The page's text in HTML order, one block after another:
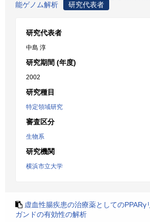
能ゲノム解析
研究代表者
研究代表者
中島 淳
研究期間 (年度)
2002
研究種目
特定領域研究
審査区分
生物系
研究機関
横浜市立大学
虚血性腸疾患の治療薬としてのPPARγ
ガンドの有効性の解析